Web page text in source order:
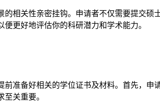
相关性亲密挂钩。申请者不仅需要提交
更好地评估你的科研潜力和学术能力。
准备好相关的学位证书及材料。首先，
关重要。